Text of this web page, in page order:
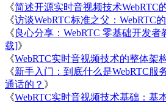
《简述开源实时音视频技术WebRTC
《访谈WebRTC标准之父：WebRTC
《良心分享：WebRTC 零基础开发
载]》
《WebRTC实时音视频技术的整体架
《新手入门：到底什么是WebRTC服
通话的？ 》
《WebRTC实时音视频技术基础：基